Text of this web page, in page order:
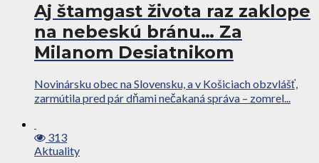
Aj štamgast života raz zaklope
na nebeskú bránu… Za
Milanom Desiatnikom
Novinársku obec na Slovensku, a v Košiciach obzvlášť,
zarmútila pred pár dňami nečakaná správa – zomrel...
313
Aktuality